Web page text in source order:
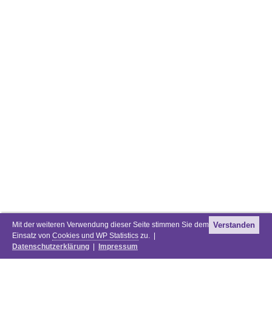
Mit der weiteren Verwendung dieser Seite stimmen Sie dem
Einsatz von Cookies und WP Statistics zu. |
Datenschutzerklärung
Impressum
Verstanden